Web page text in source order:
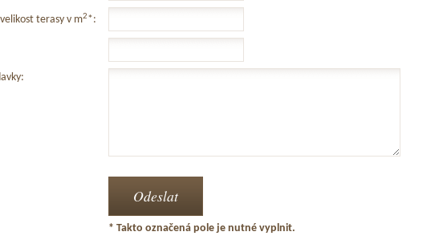
terasy v m2*:
* Takto označená pole je nutné vyplnit.